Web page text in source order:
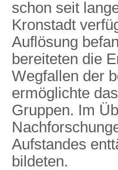
schon seit
Kronstadt
Auflösung
bereiteten die
Wegfallen der
ermöglichte
Gruppen. Im
Aufstandes
bildeten.